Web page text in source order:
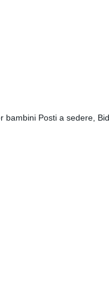
bambini Posti a sedere,